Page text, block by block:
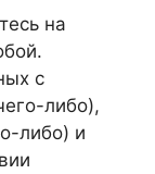
на
с
либо),
либо) и